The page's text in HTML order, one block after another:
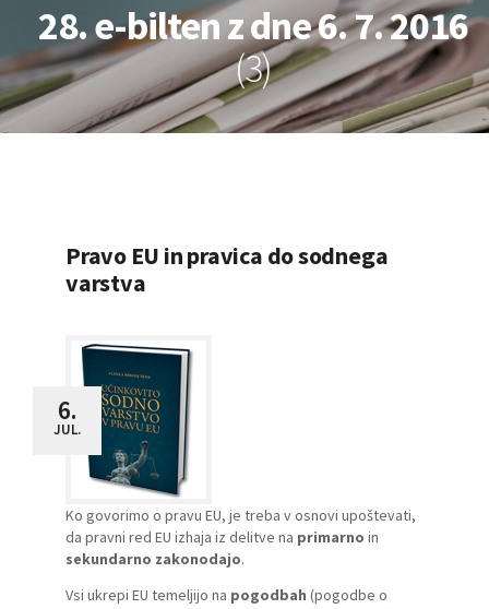
28. e-bilten z dne 6. 7. 2016
(3)
Pravo EU in pravica do sodnega
varstva
6.
JUL.
Ko govorimo o pravu EU, je treba v osnovi upoštevati,
da pravni red EU izhaja iz delitve na primarno in
sekundarno zakonodajo.
Vsi ukrepi EU temeljijo na pogodbah (pogodbe o